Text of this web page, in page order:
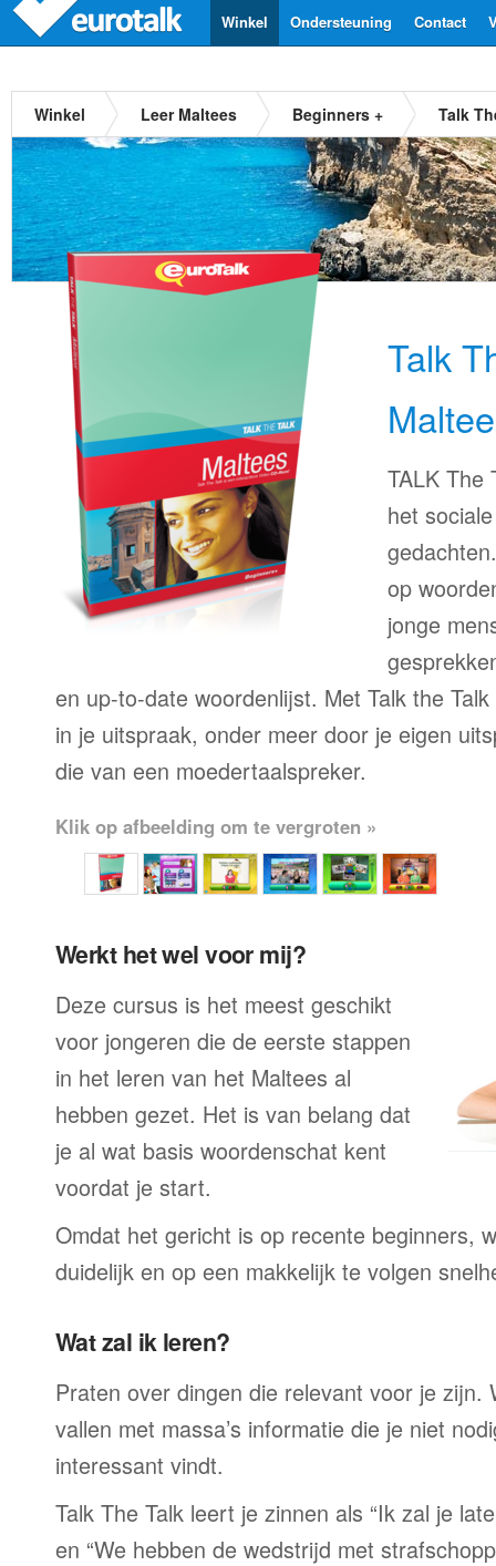
Contact
Ondersteuning
Winkel
Winkel Leer Maltees Beginners + Talk
Talk
TALK The
het
op
jonge
en up-to-date woordenlijst. Met Talk the
in je uitspraak, onder meer door je eigen
die van een moedertaalspreker.
Klik op afbeelding om te vergroten »
Werkt het wel voor mij?
Deze cursus is het meest geschikt
voor jongeren die de eerste stappen
in het leren van het Maltees al
hebben gezet. Het is van belang dat
je al wat basis woordenschat kent
voordat je start.
Omdat het gericht is op recente beginners,
duidelijk en op een makkelijk te volgen
Wat zal ik leren?
Praten over dingen die relevant voor je zijn.
vallen met massa’s informatie die je niet
interessant vindt.
Talk The Talk leert je zinnen als “Ik zal je
en “We hebben de wedstrijd met